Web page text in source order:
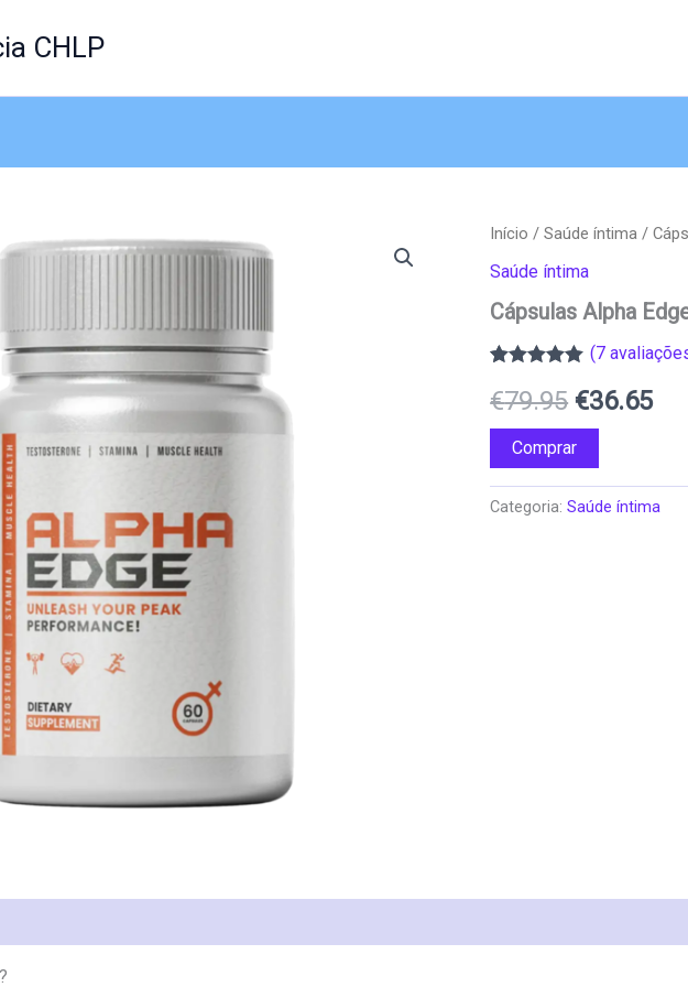
CHLP
Início /Saúde íntima /
Saúde íntima
Cápsulas Alpha
com5.00em
5 com base
em
classificações
de clientes
(7
€79.95 O
preço
original
€36.65O
Comprar
Categoria:Saúde íntima